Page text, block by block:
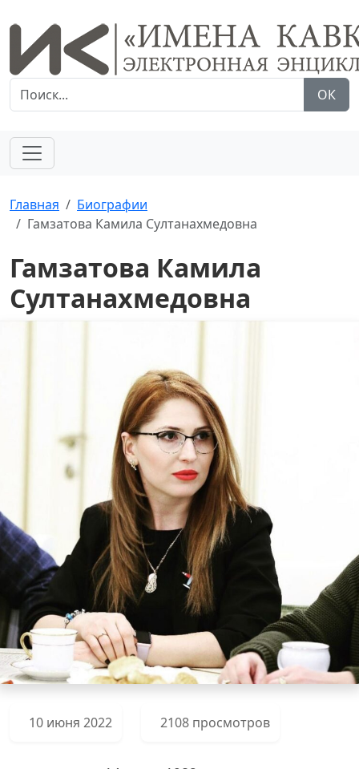
ОК
Главная
Биографии
Гамзатова Камила Султанахмедовна
Гамзатова Камила
Султанахмедовна
10 июня 2022 2108 просмотров